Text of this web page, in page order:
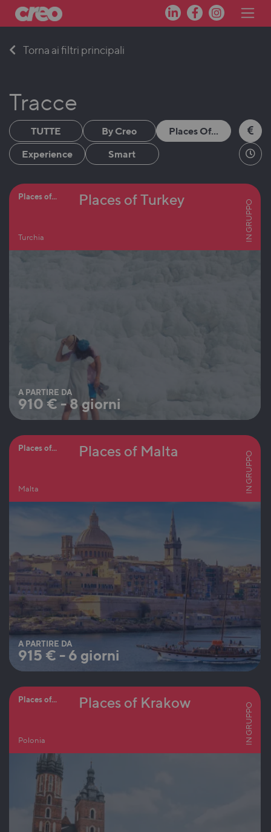
Torna ai filtri principali
Tracce
TUTTE By Creo
Places Of...
Experience
Smart
Places of...
Turchia
Places of Turkey IN GRUPPO
A PARTIRE DA
910 € -8 giorni
Places of...
Malta
Places of Malta IN GRUPPO
A PARTIRE DA
915 € - 6 giorni
Places of...
Polonia
Places of Krakow IN GRUPPO